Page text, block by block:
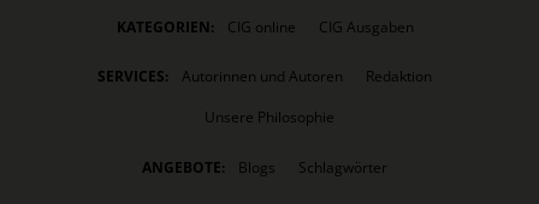
KATEGORIEN: CIG online CIG Ausgaben
SERVICES: Autorinnen und Autoren
Redaktion
Unsere Philosophie
ANGEBOTE: Blogs Schlagwörter